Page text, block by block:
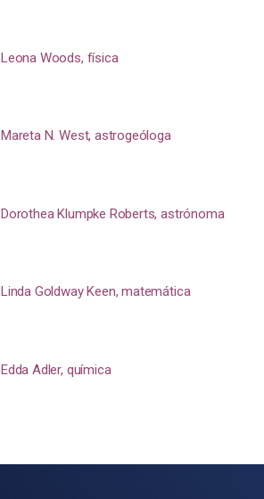
Leona Woods, física
Mareta N. West, astrogeóloga
Dorothea Klumpke Roberts, astrónoma
Linda Goldway Keen, matemática
Edda Adler, química